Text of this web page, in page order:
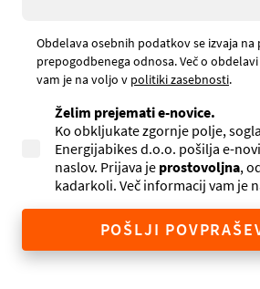
Obdelava osebnih podatkov se izvaja na
prepogodbenega odnosa. Več o
vam je na voljo v politiki zasebnosti.
Želim prejemati e-novice.
Ko obkljukate zgornje polje,
Energijabikes d.o.o. pošilja e-
naslov. Prijava je prostovoljna,
kadarkoli. Več informacij vam je
POŠLJI